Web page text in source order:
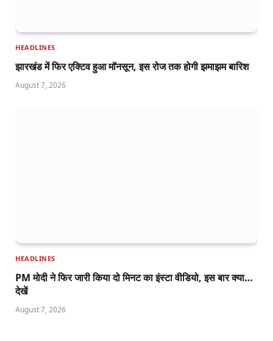
HEADLINES
झारखंड में फिर एक्टिव हुआ मॉनसून, इस रोज तक होगी झमाझम बारिश
August 7, 2026
HEADLINES
PM मोदी ने फिर जारी किया दो मिनट का इंस्टा वीडियो, इस बार क्या…
देखें
August 7, 2026